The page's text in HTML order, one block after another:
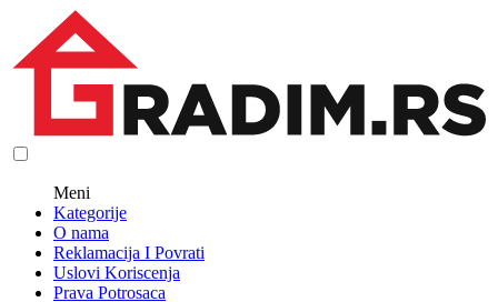
Meni
Kategorije
O nama
Reklamacija I Povrati
Uslovi Koriscenja
Prava Potrosaca